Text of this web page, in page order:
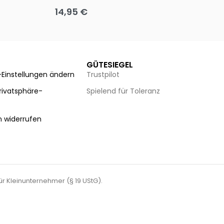
14,95 €
ändern
widerrufen
GÜTESIEGEL
Trustpilot
Spielend für Toleranz
(§ 19 UStG).